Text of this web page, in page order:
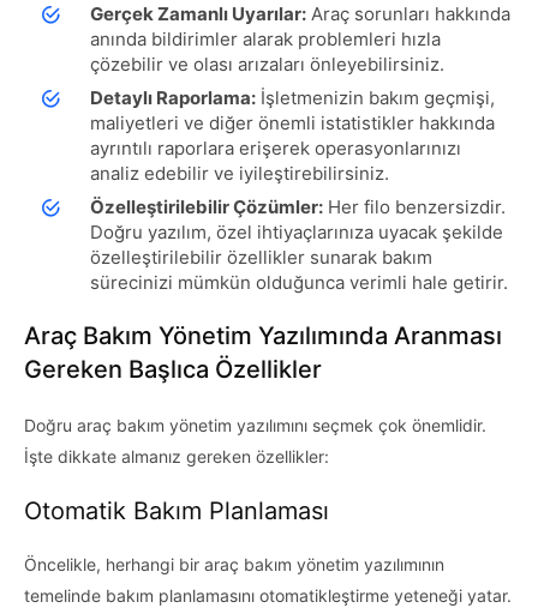
Gerçek Zamanlı Uyarılar: Araç sorunları hakkında
anında bildirimler alarak problemleri hızla
çözebilir ve olası arızaları önleyebilirsiniz.
Detaylı Raporlama: İşletmenizin bakım geçmişi,
maliyetleri ve diğer önemli istatistikler hakkında
ayrıntılı raporlara erişerek operasyonlarınızı
analiz edebilir ve iyileştirebilirsiniz.
Özelleştirilebilir Çözümler: Her filo benzersizdir.
Doğru yazılım, özel ihtiyaçlarınıza uyacak şekilde
özelleştirilebilir özellikler sunarak bakım
sürecinizi mümkün olduğunca verimli hale getirir.
Araç Bakım Yönetim Yazılımında Aranması
Gereken Başlıca Özellikler
Doğru araç bakım yönetim yazılımını seçmek çok önemlidir.
İşte dikkate almanız gereken özellikler:
Otomatik Bakım Planlaması
Öncelikle, herhangi bir araç bakım yönetim yazılımının
temelinde bakım planlamasını otomatikleştirme yeteneği yatar.